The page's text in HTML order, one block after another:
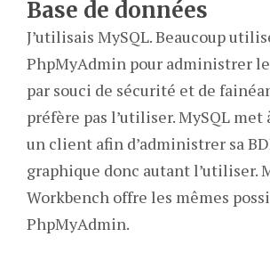
Base de données
J’utilisais MySQL. Beaucoup
PhpMyAdmin pour administrer
par souci de sécurité et de
préfère pas l’utiliser. MySQL
un client afin d’administrer sa
graphique donc autant l’utiliser.
Workbench offre les mêmes
PhpMyAdmin.